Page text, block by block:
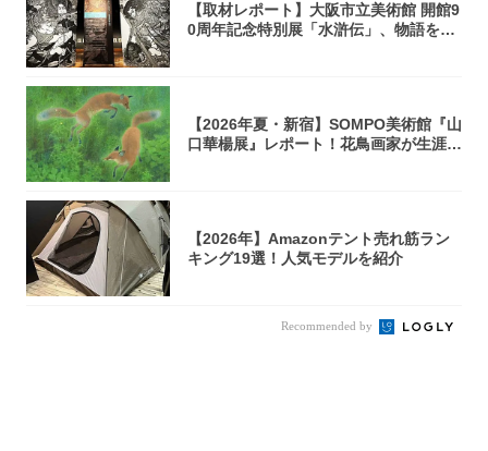
【取材レポート】大阪市立美術館 開館9
0周年記念特別展「水滸伝」、物語を知
【2026年夏・新宿】SOMPO美術館『山
口華楊展』レポート！花鳥画家が生涯描
【2026年】Amazonテント売れ筋ラン
キング19選！人気モデルを紹介
Recommended by